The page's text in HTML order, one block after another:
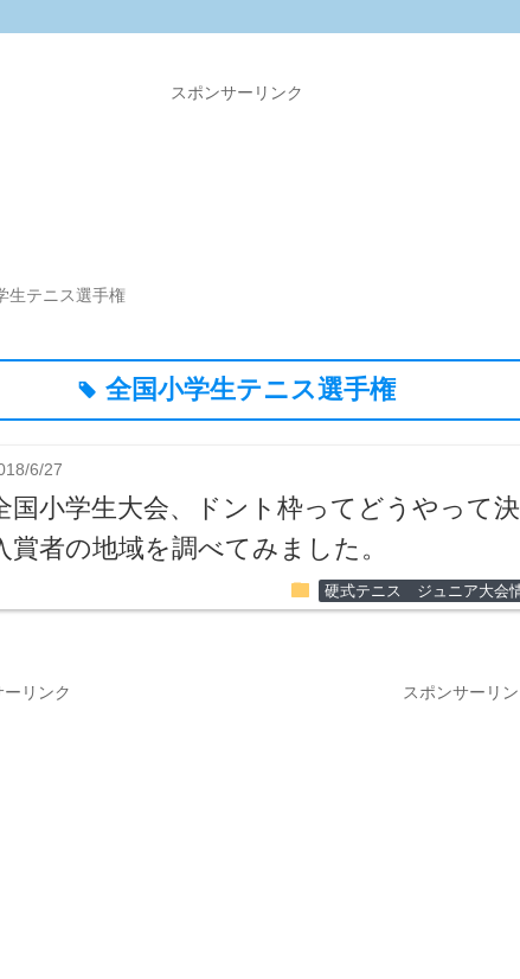
スポンサーリンク
生テニス選手権
tag 全国小学生テニス選手権
6/27
国小学生大会、ドント枠ってどうやって
賞者の地域を調べてみました。
folder 硬式テニス ジュニア大会
ーリンク スポンサーリン